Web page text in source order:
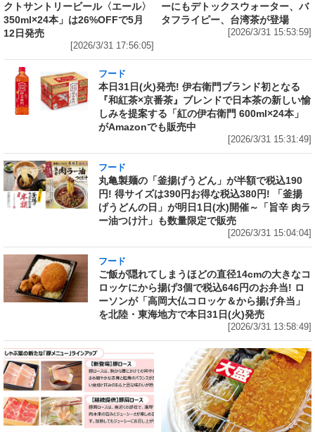
クトサントリービール〈エール〉
350ml×24本」は26%OFFで5月
12日発売
[2026/3/31 17:56:05]
ーにもデトックスウォーター、バ
タフライピー、台湾茶が登場
[2026/3/31 15:53:59]
フード
本日31日(火)発売! 伊右衛門ブランド初となる
『和紅茶×京番茶』ブレンドで日本茶の新しい愉
しみを提案する「紅の伊右衛門 600ml×24本」
がAmazonでも販売中
[2026/3/31 15:31:49]
フード
丸亀製麺の「釜揚げうどん」が半額で税込190
円! 得サイズは390円お得な税込380円! 「釜揚
げうどんの日」が明日1日(水)開催～「旨辛 肉ラ
ー油つけ汁」も数量限定で販売
[2026/3/31 15:04:04]
フード
ご飯が隠れてしまうほどの直径14cmの大きなコ
ロッケにから揚げ3個で税込646円のお弁当! ロ
ーソンが「高岡大仏コロッケ＆から揚げ弁当」
を北陸・東海地方で本日31日(火)発売
[2026/3/31 13:58:49]